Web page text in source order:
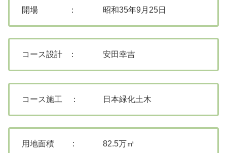
開場 ： 昭和35年9月25日
コース設計 ： 安田幸吉
コース施工 ： 日本緑化土木
用地面積 : 82.5万㎡